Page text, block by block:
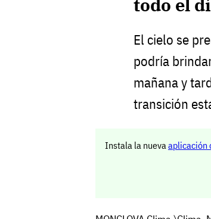
El cielo se
podría
mañana y
transición
Instala la nuevaaplicación